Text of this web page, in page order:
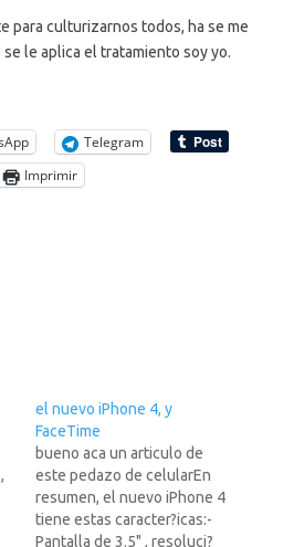
para culturizarnos todos, ha se me
le aplica el tratamiento soy yo.
Telegram
Imprimir
el nuevo iPhone 4, y
FaceTime
bueno aca un articulo de
este pedazo de celularEn
resumen, el nuevo iPhone 4
tiene estas caracter?icas:-
Pantalla de 3.5" , resoluci?